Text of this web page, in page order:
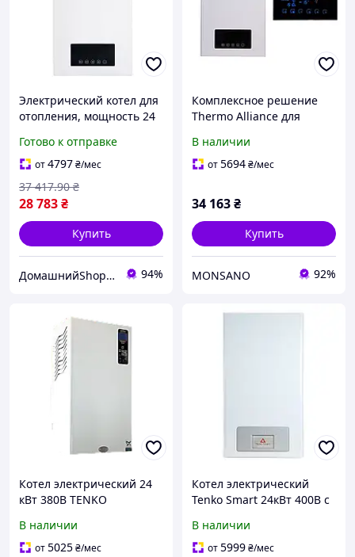
Электрический котел для
отопления, мощность 24
закрытых системах
отопления
Готово к отправке
от4797₴/мес
28 783₴
37 417.90 ₴
Купить
ДомашнийShop🏡✨ - заказ онлайн, не выходя из дома💕 94%
Комплексное решение
Thermo Alliance для
электрический котел 24
кВт + проводной -
В наличии
от5694₴/мес
34 163₴
Купить
MONSANO 92%
Котел электрический 24
кВт 380В TENKO
насосом
В наличии
от5025₴/мес
Котел электрический
Tenko Smart 24кВт 400В с
В наличии
от5999₴/мес